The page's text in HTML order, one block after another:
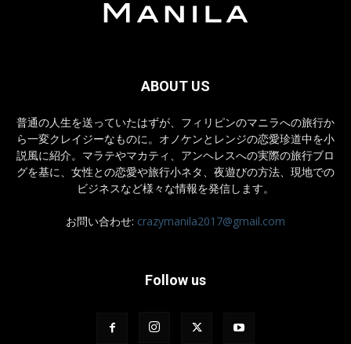
ABOUT US
普通の人生を送っていたはずが、フィリピンのマニラへの旅行か
ら一変クレイジーなものに。オノケンとレンジの恋愛珍道中を小
説風に紹介。マラテやマカティ、アンヘレスへの実際の旅行ブロ
グを基に、女性との恋愛や旅行小ネタ、夜遊びの方法、現地での
ビジネスなど様々な情報を発信します。
お問い合わせ: crazymanila2017@gmail.com
Follow us